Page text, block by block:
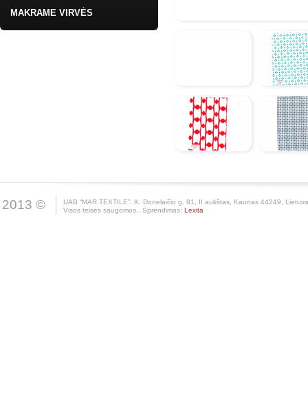
MAKRAME VIRVĖS
2013 ©
UAB “MAR TEXTILE”. K. Donelaičio g. 81, II aukštas, Kaunas 44249,
Visos teisės saugomos.. Sprendimas: Lexita